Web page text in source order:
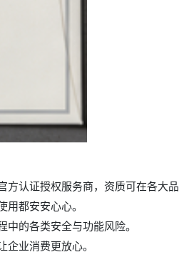
方认证授权服务商，资质可在各大品
都安安心心。
的各类安全与功能风险。
业消费更放心。